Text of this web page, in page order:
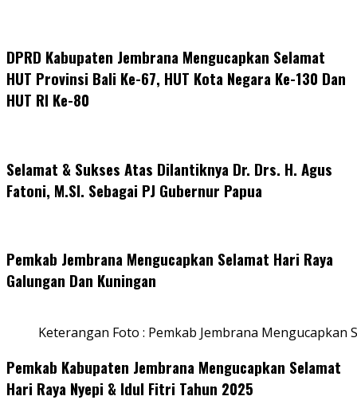
DPRD Kabupaten Jembrana Mengucapkan Selamat
HUT Provinsi Bali Ke-67, HUT Kota Negara Ke-130 Dan
HUT RI Ke-80
Selamat & Sukses Atas Dilantiknya Dr. Drs. H. Agus
Fatoni, M.SI. Sebagai PJ Gubernur Papua
Pemkab Jembrana Mengucapkan Selamat Hari Raya
Galungan Dan Kuningan
Keterangan Foto : Pemkab Jembrana Mengucapkan
Pemkab Kabupaten Jembrana Mengucapkan Selamat
Hari Raya Nyepi & Idul Fitri Tahun 2025